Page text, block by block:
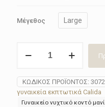
Μέγεθος Large
γυναικείο
30727-
684
ποσότητα
ΚΩΔΙΚΌΣ ΠΡΟΪΌΝΤΟΣ:
γυναικεία εκπτωτικά Calida
Γυναικείο νυχτικό κοντό